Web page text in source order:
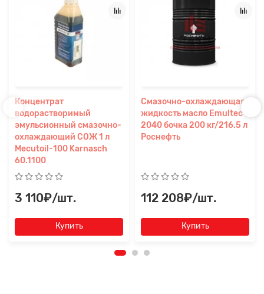
Концентрат
водорастворимый
эмульсионный смазочно-
охлаждающий СОЖ 1 л
Mecutoil-100 Karnasch
60.1100
3 110₽/шт.
Купить
Смазочно-охлаждающая
жидкость масло Emultec
2040 бочка 200 кг/216.5 л
Роснефть
112 208₽/шт.
Купить